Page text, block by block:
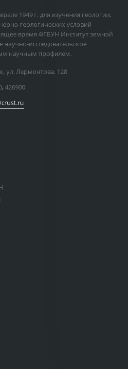
1949 г. для изучения геологии,
геологических условий
время ФГБУН Институт земной
исследовательское
научным профилем.
ул. Лермонтова, 128
, 426900